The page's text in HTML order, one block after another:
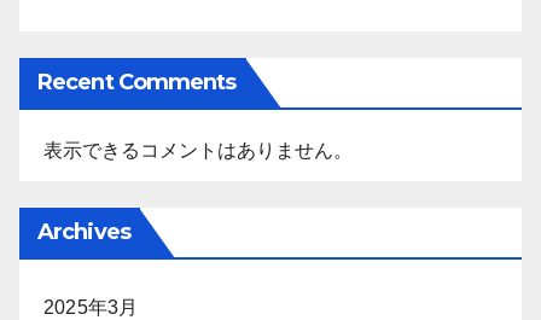
Recent Comments
表示できるコメントはありません。
Archives
2025年3月